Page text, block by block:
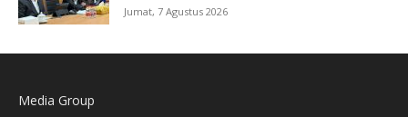
Jumat, 7 Agustus 2026
Media Group